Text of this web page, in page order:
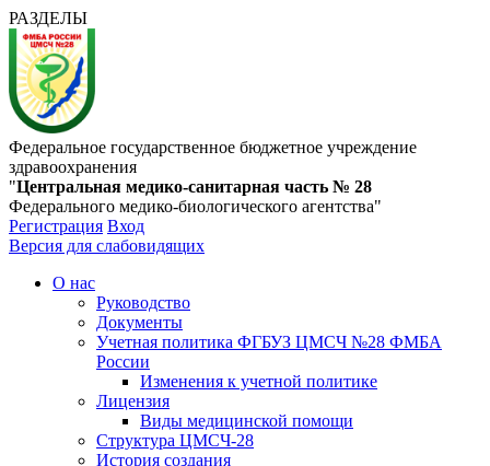
РАЗДЕЛЫ
Федеральное государственное бюджетное учреждение
здравоохранения
"Центральная медико-санитарная часть № 28
Федерального медико-биологического агентства"
Регистрация Вход
Версия для слабовидящих
О нас
Руководство
Документы
Учетная политика ФГБУЗ ЦМСЧ №28 ФМБА
России
Изменения к учетной политике
Лицензия
Виды медицинской помощи
Структура ЦМСЧ-28
История создания